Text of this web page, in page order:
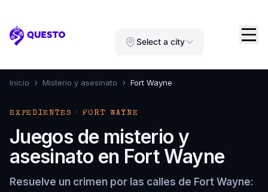
Questo Select a city
Inicio › Misterio y asesinato › Fort Wayne
EXPEDIENTES · FORT WAYNE
Juegos de misterio y
asesinato en Fort Wayne
Resuelve un crimen por las calles de Fort Wayne: